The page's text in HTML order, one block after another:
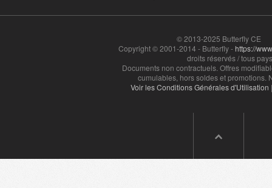
© 2013-2025 Butterfly CE
Copyright © 2001-2014 - Butterfly -https://
droits réservés / tous
Documents non contractuels. Offres
cumulables, hors soldes et promotions.
Voir les Conditions Générales d'Utilisation